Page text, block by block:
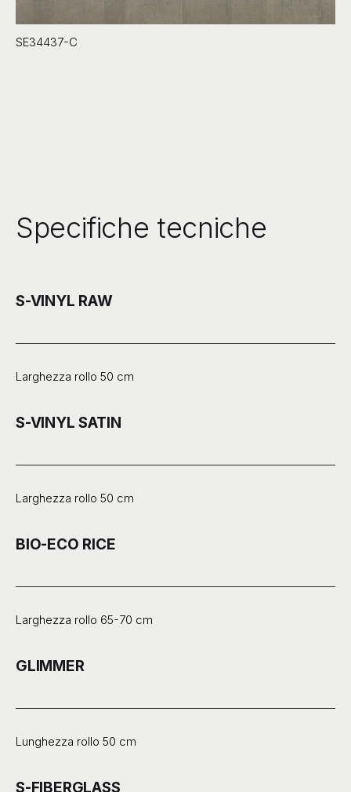
SE34437-C
Specifiche tecniche
S-VINYL RAW
Larghezza rollo 50 cm
S-VINYL SATIN
Larghezza rollo 50 cm
BIO-ECO RICE
Larghezza rollo 65-70 cm
GLIMMER
Lunghezza rollo 50 cm
S-FIBERGLASS